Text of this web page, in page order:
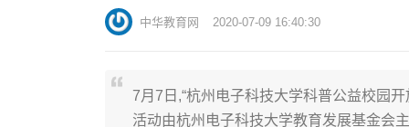
中华教育网 2020-07-09 16:40:30
7月7日,“杭州电子科技大学科普公益校园
活动由杭州电子科技大学教育发展基金会